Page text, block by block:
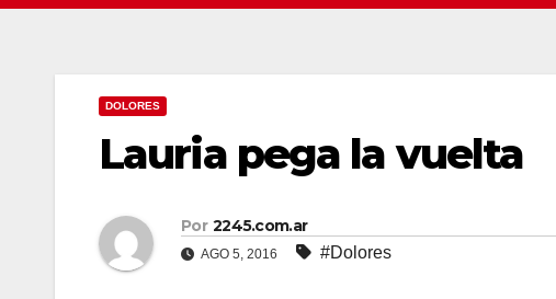
DOLORES
Lauria pega la vuelta
Por 2245.com.ar
AGO 5, 2016 #Dolores